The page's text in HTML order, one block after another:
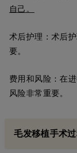
自己。
术后护理：术后
要。
费用和风险：在
风险非常重要。
毛发移植手术